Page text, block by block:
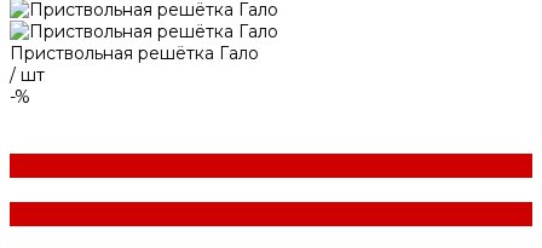
Приствольная решётка Гало
/ шт
-%